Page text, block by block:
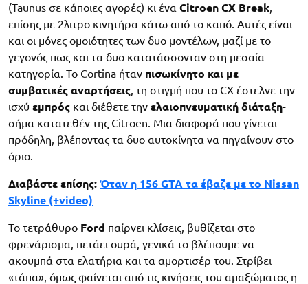
(Taunus σε κάποιες αγορές) κι ένα Citroen CX Break,
επίσης με 2λιτρο κινητήρα κάτω από το καπό. Αυτές είναι
και οι μόνες ομοιότητες των δυο μοντέλων, μαζί με το
γεγονός πως και τα δυο κατατάσσονταν στη μεσαία
κατηγορία. Το Cortina ήταν πισωκίνητο και με
συμβατικές αναρτήσεις, τη στιγμή που το CX έστελνε την
ισχύ εμπρός και διέθετε την ελαιοπνευματική διάταξη-
σήμα κατατεθέν της Citroen. Μια διαφορά που γίνεται
πρόδηλη, βλέποντας τα δυο αυτοκίνητα να πηγαίνουν στο
όριο.
Διαβάστε επίσης: Όταν η 156 GTA τα έβαζε με το Nissan
Skyline (+video)
Το τετράθυρο Ford παίρνει κλίσεις, βυθίζεται στο
φρενάρισμα, πετάει ουρά, γενικά το βλέπουμε να
ακουμπά στα ελατήρια και τα αμορτισέρ του. Στρίβει
«τάπα», όμως φαίνεται από τις κινήσεις του αμαξώματος η